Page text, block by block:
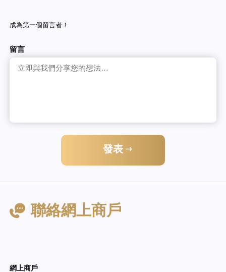
成為第一個留言者！
留言
發表
聯絡網上商戶
網上商戶